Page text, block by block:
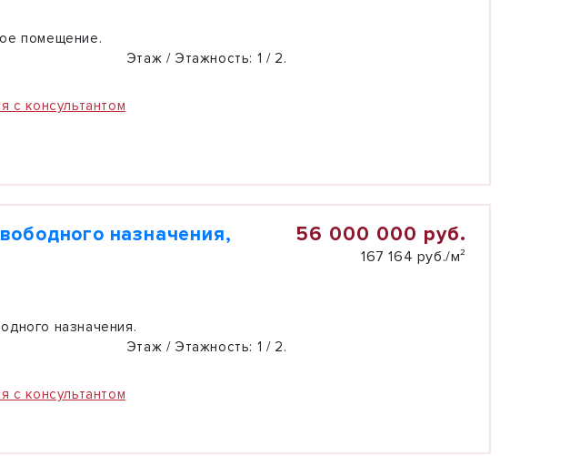
помещение.
Этаж / Этажность: 1 / 2.
с консультантом
назначения,
56 000 000 руб.
167 164 руб./м²
назначения.
Этаж / Этажность: 1 / 2.
с консультантом